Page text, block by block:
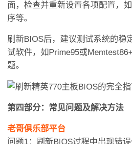
面，检查并重新设置各项配置，
序等。
刷新BIOS后，建议测试系统的稳
试软件，如Prime95或
题。
第四部分：常见问题及解决方法
老哥俱乐部平台
问题1：刷新BIOS过程中出现错误